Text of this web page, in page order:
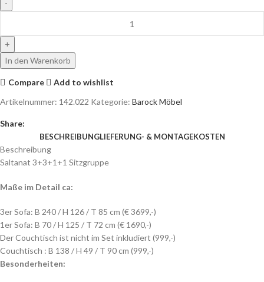
In den Warenkorb
Compare
Add to wishlist
Artikelnummer: 142.022 Kategorie: Barock Möbel
Share:
BESCHREIBUNGLIEFERUNG- & MONTAGEKOSTEN
Beschreibung
Saltanat 3+3+1+1 Sitzgruppe
Maße im Detail ca:
3er Sofa: B 240 / H 126 / T 85 cm (€ 3699,-)
1er Sofa: B 70 / H 125 / T 72 cm (€ 1690,-)
Der Couchtisch ist nicht im Set inkludiert (999,-)
Couchtisch : B 138 / H 49 / T 90 cm (999,-)
Besonderheiten: